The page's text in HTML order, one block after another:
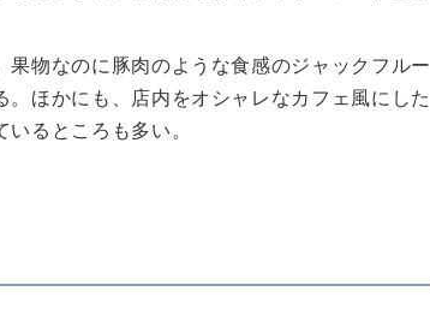
物なのに豚肉のような食感のジャックフルー
ほかにも、店内をオシャレなカフェ風にした
るところも多い。